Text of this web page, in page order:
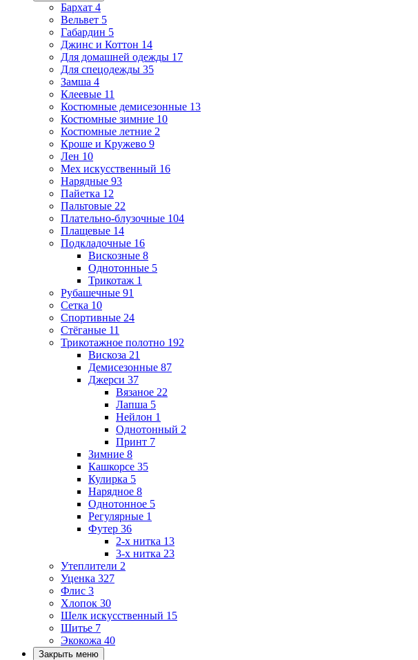
Бархат 4
Вельвет 5
Габардин 5
Джинс и Коттон 14
Для домашней одежды 17
Для спецодежды 35
Замша 4
Клеевые 11
Костюмные демисезонные 13
Костюмные зимние 10
Костюмные летние 2
Кроше и Кружево 9
Лен 10
Мех искусственный 16
Нарядные 93
Пайетка 12
Пальтовые 22
Плательно-блузочные 104
Плащевые 14
Подкладочные 16
Вискозные 8
Однотонные 5
Трикотаж 1
Рубашечные 91
Сетка 10
Спортивные 24
Стёганые 11
Трикотажное полотно 192
Вискоза 21
Демисезонные 87
Джерси 37
Вязаное 22
Лапша 5
Нейлон 1
Однотонный 2
Принт 7
Зимние 8
Кашкорсе 35
Кулирка 5
Нарядное 8
Однотонное 5
Регулярные 1
Футер 36
2-х нитка 13
3-х нитка 23
Утеплители 2
Уценка 327
Флис 3
Хлопок 30
Шелк искусственный 15
Шитье 7
Экокожа 40
Закрыть меню